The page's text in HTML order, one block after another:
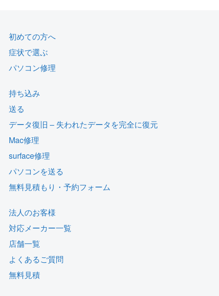
初めての方へ
症状で選ぶ
パソコン修理
持ち込み
送る
データ復旧 – 失われたデータを完全に復元
Mac修理
surface修理
パソコンを送る
無料見積もり・予約フォーム
法人のお客様
対応メーカー一覧
店舗一覧
よくあるご質問
無料見積